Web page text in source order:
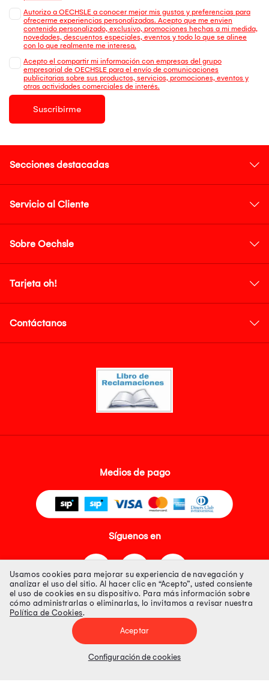
Autorizo a OECHSLE a conocer mejor mis gustos y preferencias para
ofrecerme experiencias personalizadas. Acepto que me envien
contenido personalizado, exclusivo, promociones hechas a mi medida,
novedades, descuentos especiales, eventos y todo lo que se alinee
con lo que realmente me interesa.
Acepto el compartir mi información con empresas del grupo
empresarial de OECHSLE para el envío de comunicaciones
publicitarias sobre sus productos, servicios, promociones, eventos y
otras actividades comerciales de interés.
Suscribirme
Secciones destacadas
Servicio al Cliente
Sobre Oechsle
Tarjeta oh!
Contáctanos
Medios de pago
Síguenos en
Tienda 100% Segura
Tiendas Peruanas S.A. R.U.C. Nº 20493020618. Todos los derechos
Precios disponibles solo en www.oechsle.pe. Precios online publicados
Usamos cookies para mejorar su experiencia de navegación y
analizar el uso del sitio. Al hacer clic en “Acepto”, usted consiente
el uso de cookies en su dispositivo. Para más información sobre
cómo administrarlas o eliminarlas, lo invitamos a revisar nuestra
Política de Cookies.
Aceptar
Configuración de cookies